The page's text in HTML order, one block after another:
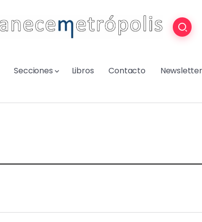
Secciones Libros Contacto Newsletter